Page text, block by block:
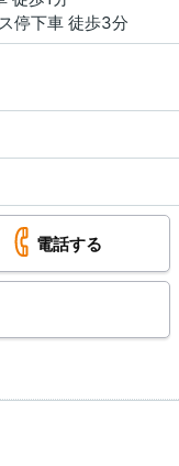
停下車 徒歩3分
電話する